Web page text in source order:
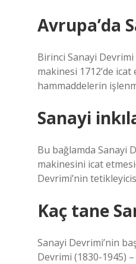
Avrupa’da
Birinci Sanayi
makinesi 1712’de
hammaddelerin
Sanayi
Bu bağlamda Sanayi
makinesini icat
Devrimi’nin
Kaç tane
Sanayi Devrimi’nin
Devrimi (1830-1945)